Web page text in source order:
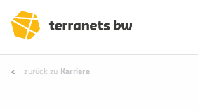
zurück zu Karriere